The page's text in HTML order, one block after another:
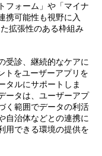
フォーム」や「マイナ
携可能性も視野に入
拡張性のある枠組み
受診、継続的なケアに
トをユーザーアプリを
タルにサポートしま
ータは、ユーザーアプ
く範囲でデータの利活
自治体などとの連携に
用できる環境の提供を